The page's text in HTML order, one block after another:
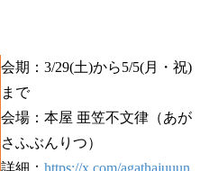
会期：3/29(土)から5/5(月・祝)
まで
会場：本屋 亜笠不文律（あが
さふぶんりつ）
詳細：https://x.com/agathajuuun